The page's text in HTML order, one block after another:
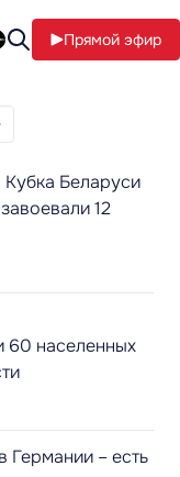
Прямой эфир
Кубка Беларуси
12
60 населенных
Германии – есть